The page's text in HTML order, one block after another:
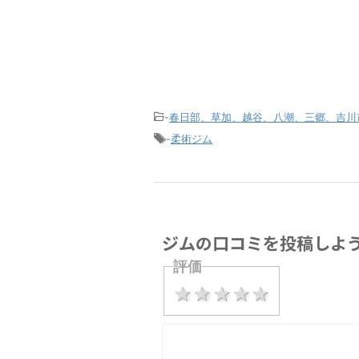
-春日部、草加、越谷、八潮、三郷、吉川
-柔術ジム
ジムの口コミを投稿しよ
評価
4 stars
3 stars
2 stars
1 star